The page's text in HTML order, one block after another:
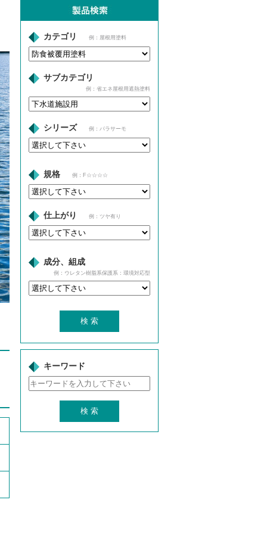
カテゴリ 例：屋根用塗料
サブカテゴリ
例：省エネ屋根用遮熱塗料
シリーズ 例：パラサーモ
規格 例：F☆☆☆☆
仕上がり 例：ツヤ有り
成分、組成
例：ウレタン樹脂系保護系：環境対応型
キーワード